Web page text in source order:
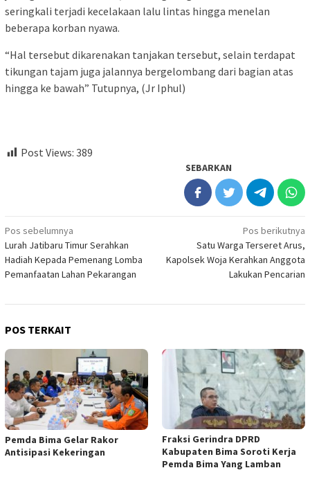
seringkali terjadi kecelakaan lalu lintas hingga menelan
beberapa korban nyawa.
“Hal tersebut dikarenakan tanjakan tersebut, selain terdapat
tikungan tajam juga jalannya bergelombang dari bagian atas
hingga ke bawah” Tutupnya, (Jr Iphul)
Post Views: 389
SEBARKAN
Navigasi
pos
Pos sebelumnya
Lurah Jatibaru Timur Serahkan
Hadiah Kepada Pemenang Lomba
Pemanfaatan Lahan Pekarangan
Pos berikutnya
Satu Warga Terseret Arus,
Kapolsek Woja Kerahkan Anggota
Lakukan Pencarian
POS TERKAIT
Pemda Bima Gelar Rakor
Antisipasi Kekeringan
Fraksi Gerindra DPRD
Kabupaten Bima Soroti Kerja
Pemda Bima Yang Lamban